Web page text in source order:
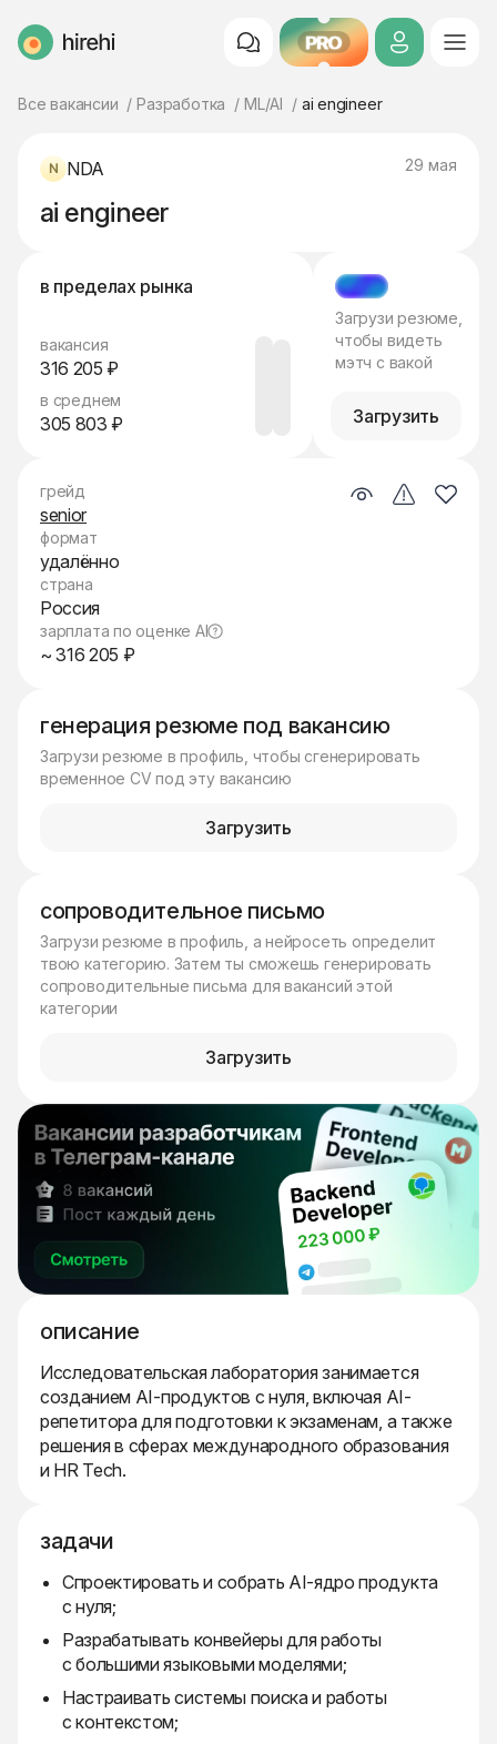
HireHi PRO
Все вакансии Разработка ML/AI ai engineer
NDA 29 мая
ai engineer
в пределах рынка
вакансия
316 205 ₽
в среднем
305 803 ₽
МЭТЧ
Загрузи резюме,
чтобы видеть
мэтч с вакой
Загрузить
генерация резюме под вакансию
Загрузи резюме в профиль, чтобы сгенерировать
временное CV под эту вакансию
Загрузить
сопроводительное письмо
Загрузи резюме в профиль, а нейросеть определит
твою категорию. Затем ты сможешь генерировать
сопроводительные письма для вакансий этой
категории
Загрузить
описание
Исследовательская лаборатория занимается
созданием AI-продуктов с нуля, включая AI-
репетитора для подготовки к экзаменам, а также
решения в сферах международного образования
и HR Tech.
задачи
Спроектировать и собрать AI-ядро продукта
с нуля;
Разрабатывать конвейеры для работы
с большими языковыми моделями;
Настраивать системы поиска и работы
с контекстом;
грейд
senior
формат
удалённо
страна
Россия
зарплата по оценке AI
~ 316 205 ₽